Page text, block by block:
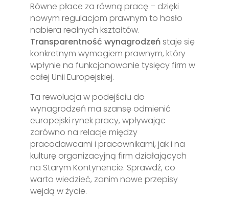
Równe płace za równą pracę – dzięki
nowym regulacjom prawnym to hasło
nabiera realnych kształtów.
Transparentność wynagrodzeństaje się
konkretnym wymogiem prawnym, który
wpłynie na funkcjonowanie tysięcy firm w
całej Unii Europejskiej.
Ta rewolucja w podejściu do
wynagrodzeń ma szansę odmienić
europejski rynek pracy, wpływając
zarówno na relacje między
pracodawcami i pracownikami, jak i na
kulturę organizacyjną firm działających
na Starym Kontynencie. Sprawdź, co
warto wiedzieć, zanim nowe przepisy
wejdą w życie.